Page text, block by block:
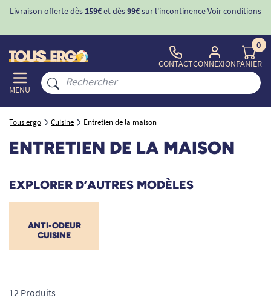
Livraison offerte dès 159€et dès99€sur l'incontinenceVoir conditions
MENU
CONTACTCONNEXION
0
PANIER
Tous ergo Cuisine Entretien de la maison
ENTRETIEN DE LA MAISON
EXPLORER D’AUTRES MODÈLES
ANTI-ODEUR
CUISINE
12 Produits